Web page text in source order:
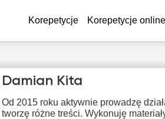
Korepetycje Korepetycje online
Damian Kita
Od 2015 roku aktywnie prowadzę
tworzę różne treści. Wykonuję